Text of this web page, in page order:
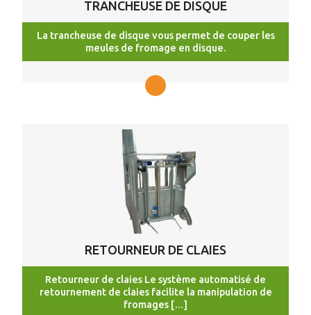
TRANCHEUSE DE DISQUE
La trancheuse de disque vous permet de couper les
meules de fromage en disque.
RETOURNEUR DE CLAIES
Retourneur de claies Le système automatisé de
retournement de claies facilite la manipulation de
fromages […]